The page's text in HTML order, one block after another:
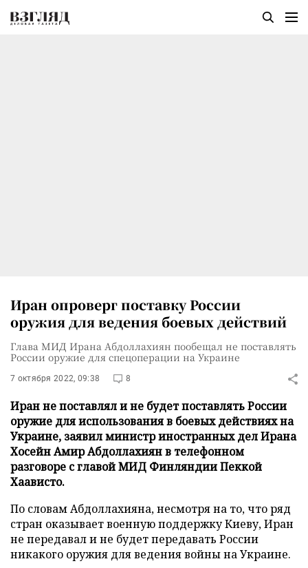
Иран опроверг поставку России
оружия для ведения боевых действий
Глава МИД Ирана Абдоллахиян пообещал не поставлять
России оружие для спецоперации на Украине
7 октября 2022, 09:38 8
Иран не поставлял и не будет поставлять России
оружие для использования в боевых действиях на
Украине, заявил министр иностранных дел Ирана
Хосейн Амир Абдоллахиян в телефонном
разговоре с главой МИД Финляндии Пеккой
Хаависто.
По словам Абдоллахияна, несмотря на то, что ряд
стран оказывает военную поддержку Киеву, Иран
не передавал и не будет передавать России
никакого оружия для ведения войны на Украине.